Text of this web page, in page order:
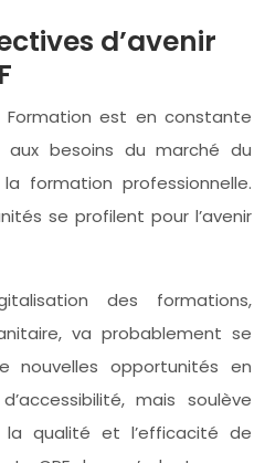
d’avenir
Formation est en constante
aux besoins du marché du
formation professionnelle.
se profilent pour l’avenir
des formations,
va probablement se
nouvelles opportunités en
mais soulève
qualité et l’efficacité de